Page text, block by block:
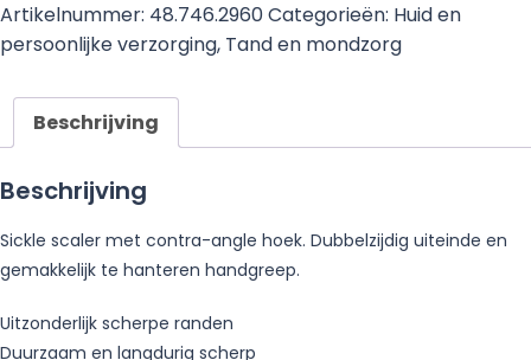
Artikelnummer: 48.746.2960Categorieën: Huid en
persoonlijke verzorging, Tand en mondzorg
Beschrijving
Beschrijving
Sickle scaler met contra-angle hoek. Dubbelzijdig uiteinde en
gemakkelijk te hanteren handgreep.
Uitzonderlijk scherpe randen
Duurzaam en langdurig scherp